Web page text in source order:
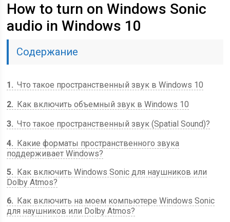
How to turn on Windows Sonic
audio in Windows 10
Содержание
1
Что такое пространственный звук в Windows 10
2
Как включить объемный звук в Windows 10
3 Что такое пространственный звук (Spatial Sound)?
4
Какие форматы пространственного звука
поддерживает Windows?
5
Как включить Windows Sonic для наушников или
Dolby Atmos?
6
Как включить на моем компьютере Windows Sonic
для наушников или Dolby Atmos?